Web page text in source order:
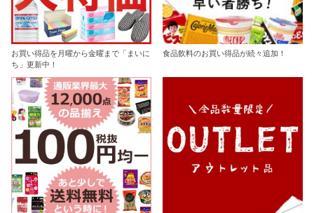
お買い得品を月曜から金曜まで「まいに
ち」更新中！
食品飲料のお買い得品が続々追加！